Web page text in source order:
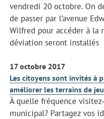
vendredi 20 octobre. On
de passer par l’avenue
Wilfred pour accéder à la
déviation seront installés
17 octobre 2017
Les citoyens sont invités à
améliorer les terrains de
À quelle fréquence
municipal? Partagez vos